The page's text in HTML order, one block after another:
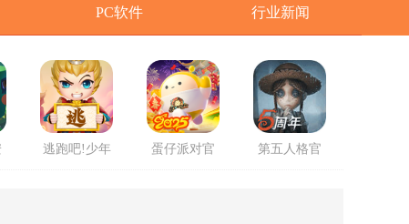
PC软件 行业新闻
逃跑吧!少年
蛋仔派对官
第五人格官